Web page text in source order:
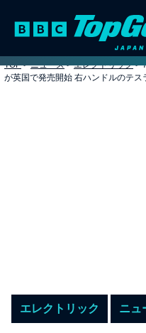
TOP > ニュース > エレクトリック >
が英国で発売開始 右ハンドルのテス
エレクトリック ニュ